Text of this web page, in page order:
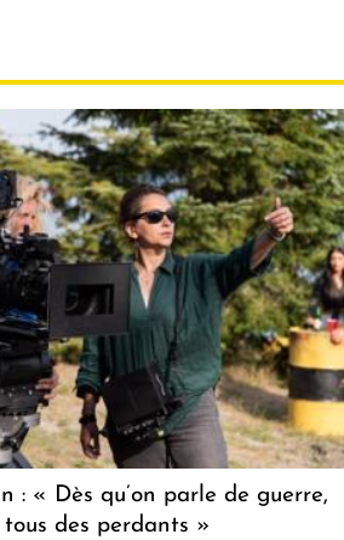
: « Dès qu’on parle de guerre,
tous des perdants »